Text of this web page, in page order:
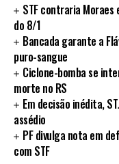
STF contraria Moraes
do 8/1
Bancada garante a
puro-sangue
Ciclone-bomba se
morte no RS
Em decisão inédita,
assédio
PF divulga nota em
com STF